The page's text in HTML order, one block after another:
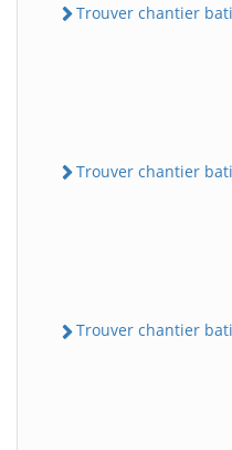
Trouver chantier
Trouver chantier
Trouver chantier